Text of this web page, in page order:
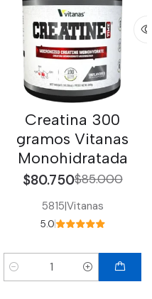
Creatina 300
gramos Vitanas
Monohidratada
$80.750$85.000
5815|Vitanas
5.0
Cantidad